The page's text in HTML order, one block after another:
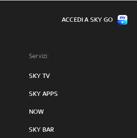
Servizi:
SKY TV
SKY APPS
NOW
SKY BAR
ACCEDI A SKY GO